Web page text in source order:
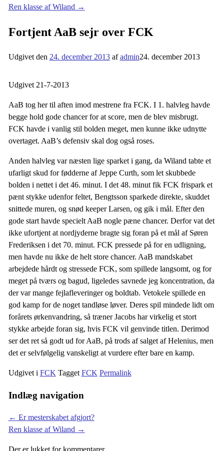
Ren klasse af Wiland →
Fortjent AaB sejr over FCK
Udgivet den 24. december 2013 afadmin24. december 2013
Udgivet 21-7-2013
AaB tog her til aften imod mestrene fra FCK. I 1. halvleg havde
begge hold gode chancer for at score, men de blev misbrugt.
FCK havde i vanlig stil bolden meget, men kunne ikke udnytte
overtaget. AaB’s defensiv skal dog også roses.
Anden halvleg var næsten lige sparket i gang, da Wiland tabte et
ufarligt skud for fødderne af Jeppe Curth, som let skubbede
bolden i nettet i det 46. minut. I det 48. minut fik FCK frispark et
pænt stykke udenfor feltet, Bengtsson sparkede direkte, skuddet
snittede muren, og snød keeper Larsen, og gik i mål. Efter den
gode start havde specielt AaB nogle pæne chancer. Derfor vat det
ikke ufortjent at nordjyderne bragte sig foran på et mål af Søren
Frederiksen i det 70. minut. FCK pressede på for en udligning,
men havde nu ikke de helt store chancer. AaB mandskabet
arbejdede hårdt og stressede FCK, som spillede langsomt, og for
meget på tværs og bagud, ligeledes savnede jeg koncentration, da
der var mange fejlafleveringer og boldtab. Vetokele spillede en
god kamp for de noget tandløse løver. Deres spil mindede lidt om
forårets ørkenvandring, så træner Jacobs har virkelig et stort
stykke arbejde foran sig, hvis FCK vil genvinde titlen. Derimod
ser det ret så godt ud for AaB, på trods af salget af Helenius, men
det er selvfølgelig vanskeligt at vurdere efter bare en kamp.
Udgivet i FCK Tagget FCK Permalink
Indlæg navigation
← Er mesterskabet afgjort?
Ren klasse af Wiland →